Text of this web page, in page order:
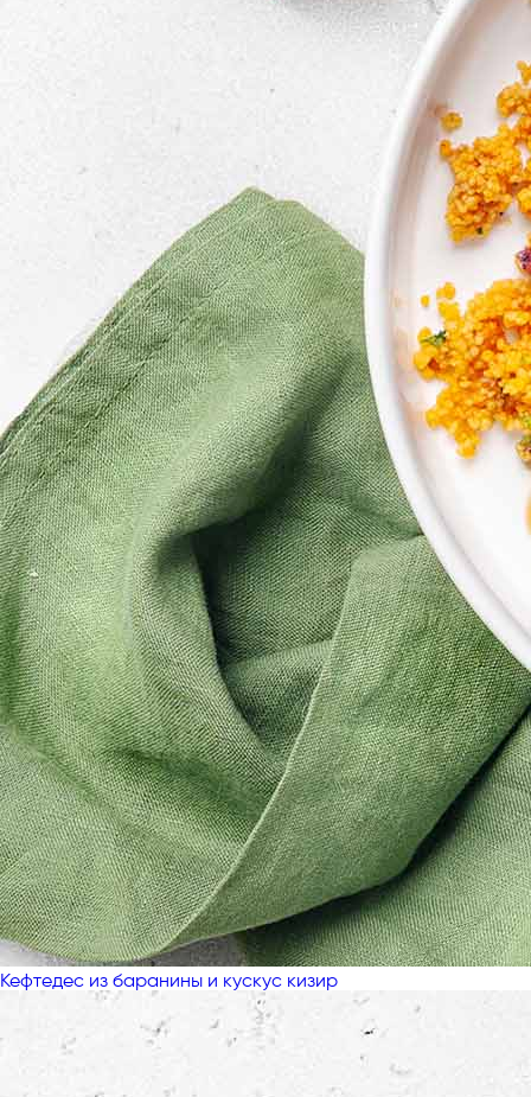
Кефтедес из баранины и кускус кизир